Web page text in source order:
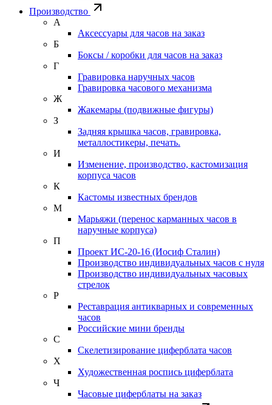
Производство
А
Аксессуары для часов на заказ
Б
Боксы / коробки для часов на заказ
Г
Гравировка наручных часов
Гравировка часового механизма
Ж
Жакемары (подвижные фигуры)
З
Задняя крышка часов, гравировка,
металлостикеры, печать.
И
Изменение, производство, кастомизация
корпуса часов
К
Кастомы известных брендов
М
Марьяжи (перенос карманных часов в
наручные корпуса)
П
Проект ИС-20-16 (Иосиф Сталин)
Производство индивидуальных часов с нуля
Производство индивидуальных часовых
стрелок
Р
Реставрация антикварных и современных
часов
Российские мини бренды
С
Скелетизирование циферблата часов
Х
Художественная роспись циферблата
Ч
Часовые циферблаты на заказ